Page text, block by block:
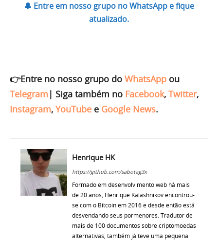
🔔 Entre em nosso grupo no WhatsApp e fique
atualizado.
👉Entre no nosso grupo do WhatsApp ou
Telegram | Siga também no Facebook, Twitter,
Instagram, YouTube e Google News.
Henrique HK
https://github.com/sabotag3x
Formado em desenvolvimento web há mais
de 20 anos, Henrique Kalashnikov encontrou-
se com o Bitcoin em 2016 e desde então está
desvendando seus pormenores. Tradutor de
mais de 100 documentos sobre criptomoedas
alternativas, também já teve uma pequena